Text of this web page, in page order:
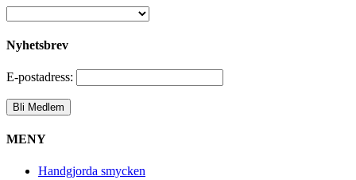
Nyhetsbrev
E-postadress:
MENY
Handgjorda smycken